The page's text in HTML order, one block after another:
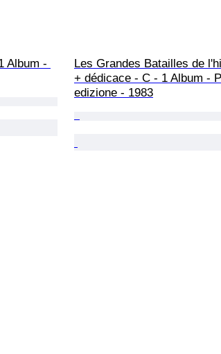
Album -
Les Grandes Batailles de
+ dédicace - C - 1 Album -
edizione - 1983